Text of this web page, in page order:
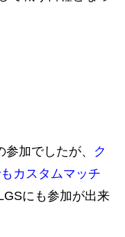
加でしたが、
ク
カスタムマッチ
にも参加が出来